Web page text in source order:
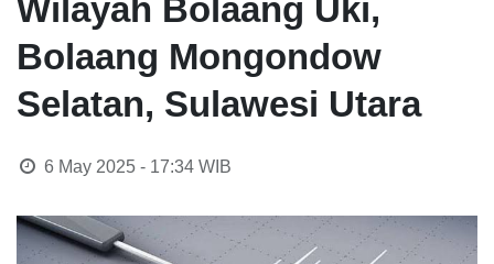
Wilayah Bolaang Uki,
Bolaang Mongondow
Selatan, Sulawesi Utara
6 May 2025 - 17:34WIB